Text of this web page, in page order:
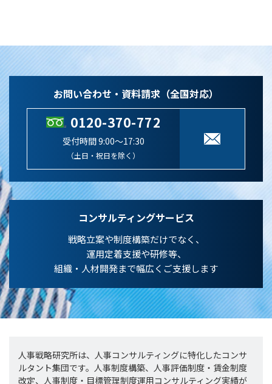
お問い合わせ・資料請求（全国対応）
0120-370-772
受付時間 9:00～17:30
（土日・祝日を除く）
コンサルティングサービス
戦略立案や制度構築だけでなく、
運用定着支援や研修等、
組織・人材開発まで幅広くご支援します
人事戦略研究所は、人事コンサルティングに特化したコンサ
ルタント集団です。人事制度構築、人事評価制度・賃金制度
改定、人事制度・目標管理制度運用コンサルティング実績が